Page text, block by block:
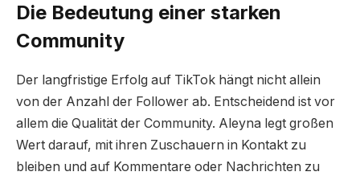
Die Bedeutung einer starken
Community
Der langfristige Erfolg auf TikTok hängt nicht allein
von der Anzahl der Follower ab. Entscheidend ist vor
allem die Qualität der Community. Aleyna legt großen
Wert darauf, mit ihren Zuschauern in Kontakt zu
bleiben und auf Kommentare oder Nachrichten zu